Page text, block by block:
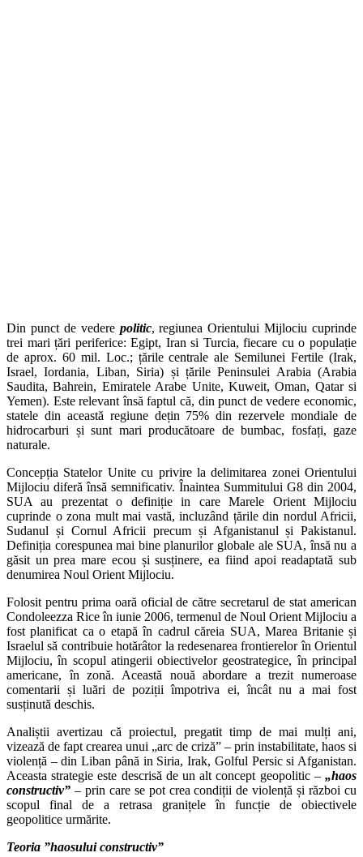
Din punct de vedere politic, regiunea Orientului Mijlociu cuprinde
trei mari țări periferice: Egipt, Iran si Turcia, fiecare cu o populație
de aprox. 60 mil. Loc.; țările centrale ale Semilunei Fertile (Irak,
Israel, Iordania, Liban, Siria) și țările Peninsulei Arabia (Arabia
Saudita, Bahrein, Emiratele Arabe Unite, Kuweit, Oman, Qatar si
Yemen). Este relevant însă faptul că, din punct de vedere economic,
statele din această regiune dețin 75% din rezervele mondiale de
hidrocarburi și sunt mari producătoare de bumbac, fosfați, gaze
naturale.
Concepția Statelor Unite cu privire la delimitarea zonei Orientului
Mijlociu diferă însă semnificativ. Înaintea Summitului G8 din 2004,
SUA au prezentat o definiție in care Marele Orient Mijlociu
cuprinde o zona mult mai vastă, incluzând țările din nordul Africii,
Sudanul și Cornul Africii precum și Afganistanul și Pakistanul.
Definiția corespunea mai bine planurilor globale ale SUA, însă nu a
găsit un prea mare ecou și susținere, ea fiind apoi readaptată sub
denumirea Noul Orient Mijlociu.
Folosit pentru prima oară oficial de către secretarul de stat american
Condoleezza Rice în iunie 2006, termenul de Noul Orient Mijlociu a
fost planificat ca o etapă în cadrul căreia SUA, Marea Britanie și
Israelul să contribuie hotărâtor la redesenarea frontierelor în Orientul
Mijlociu, în scopul atingerii obiectivelor geostrategice, în principal
americane, în zonă. Această nouă abordare a trezit numeroase
comentarii și luări de poziții împotriva ei, încât nu a mai fost
susținută deschis.
Analiștii avertizau că proiectul, pregatit timp de mai mulți ani,
vizează de fapt crearea unui „arc de criză” – prin instabilitate, haos si
violență – din Liban până in Siria, Irak, Golful Persic si Afganistan.
Aceasta strategie este descrisă de un alt concept geopolitic – „haos
constructiv” – prin care se pot crea condiții de violență și război cu
scopul final de a retrasa granițele în funcție de obiectivele
geopolitice urmărite.
Teoria ”haosului constructiv”